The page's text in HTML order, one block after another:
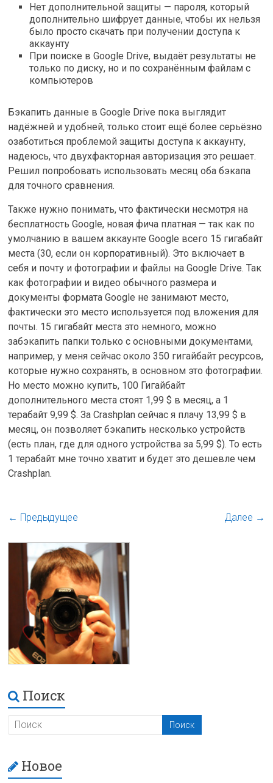
Нет дополнительной защиты — пароля, который
дополнительно шифрует данные, чтобы их нельзя
было просто скачать при получении доступа к
аккаунту
При поиске в Google Drive, выдаёт результаты не
только по диску, но и по сохранённым файлам с
компьютеров
Бэкапить данные в Google Drive пока выглядит
надёжней и удобней, только стоит ещё более серьёзно
озаботиться проблемой защиты доступа к аккаунту,
надеюсь, что двухфакторная авторизация это решает.
Решил попробовать использовать месяц оба бэкапа
для точного сравнения.
Также нужно понимать, что фактически несмотря на
бесплатность Google, новая фича платная — так как по
умолчанию в вашем аккаунте Google всего 15 гигабайт
места (30, если он корпоративный). Это включает в
себя и почту и фотографии и файлы на Google Drive. Так
как фотографии и видео обычного размера и
документы формата Google не занимают место,
фактически это место используется под вложения для
почты. 15 гигабайт места это немного, можно
забэкапить папки только с основными документами,
например, у меня сейчас около 350 гигайбайт ресурсов,
которые нужно сохранять, в основном это фотографии.
Но место можно купить, 100 Гигайбайт
дополнительного места стоят 1,99 $ в месяц, а 1
терабайт 9,99 $. За Crashplan сейчас я плачу 13,99 $ в
месяц, он позволяет бэкапить несколько устройств
(есть план, где для одного устройства за 5,99 $). То есть
1 терабайт мне точно хватит и будет это дешевле чем
Crashplan.
← Предыдущее Далее →
Поиск
Новое